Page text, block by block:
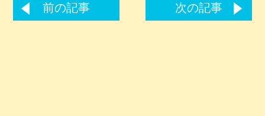
前の記事 次の記事